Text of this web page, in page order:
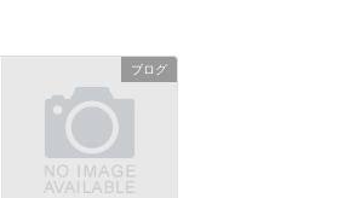
ブログ